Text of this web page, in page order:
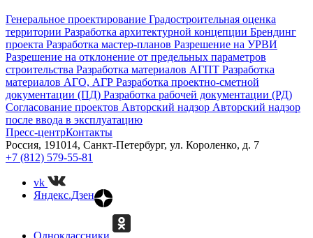
Генеральное проектирование Градостроительная оценка
территории Разработка архитектурной концепции Брендинг
проекта Разработка мастер-планов Разрешение на УРВИ
Разрешение на отклонение от предельных параметров
строительства Разработка материалов АГПТ Разработка
материалов АГО, АГР Разработка проектно-сметной
документации (ПД) Разработка рабочей документации (РД)
Согласование проектов Авторский надзор Авторский надзор
после ввода в эксплуатацию
Пресс-центрКонтакты
Россия, 191014, Санкт-Петербург, ул. Короленко, д. 7
+7 (812) 579-55-81
vk
Яндекс.Дзен
Одноклассники